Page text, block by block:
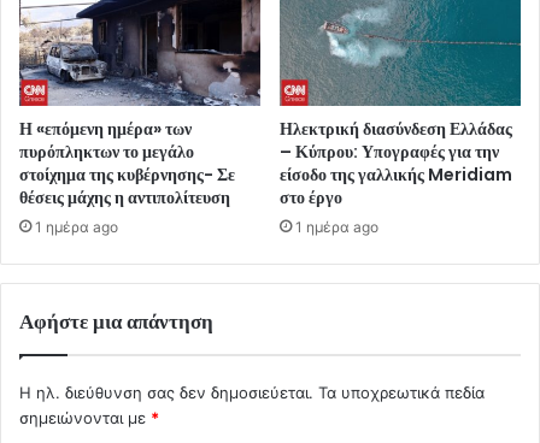
Η «επόμενη ημέρα» των
πυρόπληκτων το μεγάλο
στοίχημα της κυβέρνησης- Σε
θέσεις μάχης η αντιπολίτευση
1 ημέρα ago
Ηλεκτρική διασύνδεση Ελλάδας
– Κύπρου: Υπογραφές για την
είσοδο της γαλλικής Meridiam
στο έργο
1 ημέρα ago
Αφήστε μια απάντηση
Η ηλ. διεύθυνση σας δεν δημοσιεύεται. Τα υποχρεωτικά πεδία
σημειώνονται με *